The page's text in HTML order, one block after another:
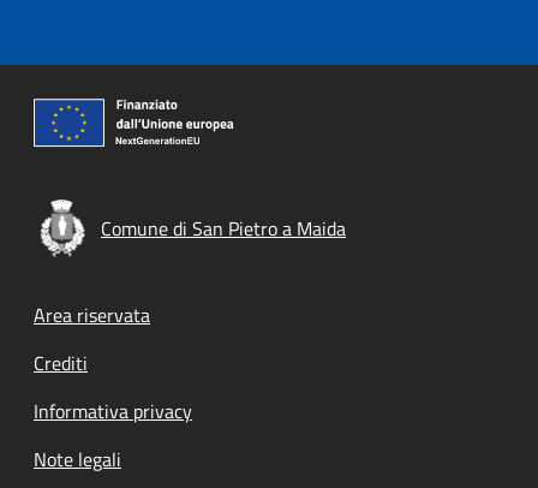
Comune di San Pietro a Maida
Footer menu
Area riservata
Crediti
Informativa privacy
Note legali